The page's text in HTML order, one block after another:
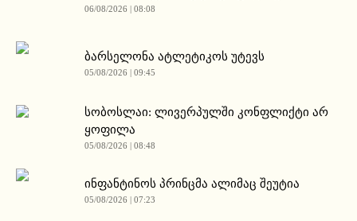
06/08/2026 | 08:08
ბარსელონა ატლეტიკოს უტევს
05/08/2026 | 09:45
სობოსლაი: ლივერპულში კონფლიქტი არ
ყოფილა
05/08/2026 | 08:48
ინფანტინოს პრინცმა ალიმაც შეუტია
05/08/2026 | 07:23